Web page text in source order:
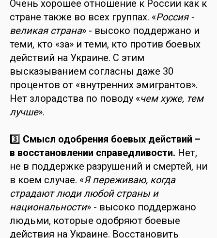
Очень хорошее отношение к России как к
стране также во всех группах. «Россия -
великая страна» - высоко поддержано и
теми, кто «за» и теми, кто против боевых
действий на Украине. С этим
высказыванием согласны даже 30
процентов от «внутренних эмигрантов».
Нет злорадства по поводу «чем хуже, тем
лучше».
3️⃣ Смысл одобрения боевых действий –
в восстановлении справедливости. Нет,
не в поддержке разрушений и смертей, ни
в коем случае. «Я переживаю, когда
страдают люди любой страны и
национальности» - высоко поддержано
людьми, которые одобряют боевые
действия на Украине. Восстановить